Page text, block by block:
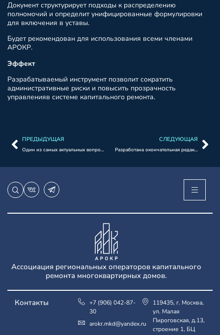
Документ структурирует подходы к распределению
полномочий и определит унифицированные формулировки
для включения в уставы.
Будет рекомендован для использования всеми членами
АРОКР.
Эффект
Разрабатываемый инструмент позволит сократить
административные риски и повысить прозрачность
управленияв системе капитального ремонта.
ПРЕДЫДУЩАЯ
Один из самых актуальных вопросов: взнос на капитальный ремонт
СЛЕДУЮЩАЯ
Разработана окончательная редакция ГОСТа о сроках остановки лифта при замене в рамках капремонта.
Ассоциация региональных операторов капитального
ремонта многоквартирных домов.
Контакты
+7 (906) 042-87-
30
arokr.mkd@yandex.ru
119435, г. Москва,
ул. Малая
Пироговская, д.13,
строение 1, БЦ